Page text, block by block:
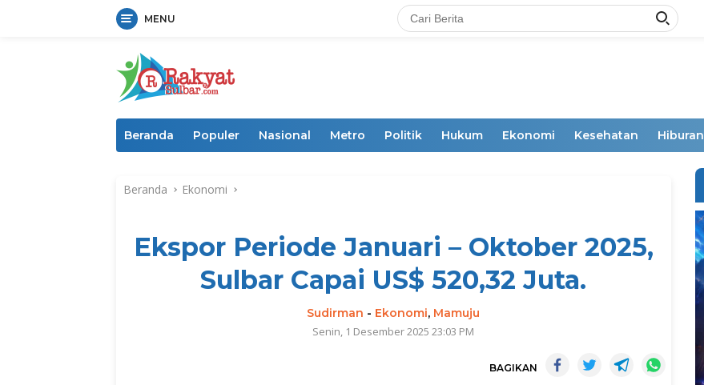
MENU
Beranda Populer Nasional Metro Politik Hukum Ekonomi Kesehatan Hiburan
Beranda Ekonomi
Ekspor Periode Januari – Oktober 2025,
Sulbar Capai US$ 520,32 Juta.
Sudirman - Ekonomi, Mamuju
Senin, 1 Desember 2025 23:03 PM
BAGIKAN